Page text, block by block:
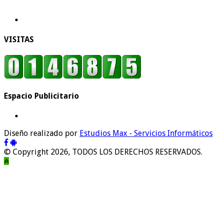
VISITAS
Espacio Publicitario
Diseño realizado por Estudios Max - Servicios Informáticos
© Copyright 2026, TODOS LOS DERECHOS RESERVADOS.